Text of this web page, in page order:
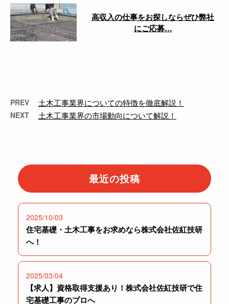
高収入の仕事をお探しならぜひ弊社
にご応募…
PREV 土木工事業界についての特徴を徹底解説！
NEXT 土木工事業界の市場動向について解説！
最近の投稿
2025/10/03
住宅基礎・土木工事をお求めなら株式会社佐紅技研
へ！
2025/03/04
【求人】資格取得支援あり！株式会社佐紅技研で住
宅基礎工事のプロへ